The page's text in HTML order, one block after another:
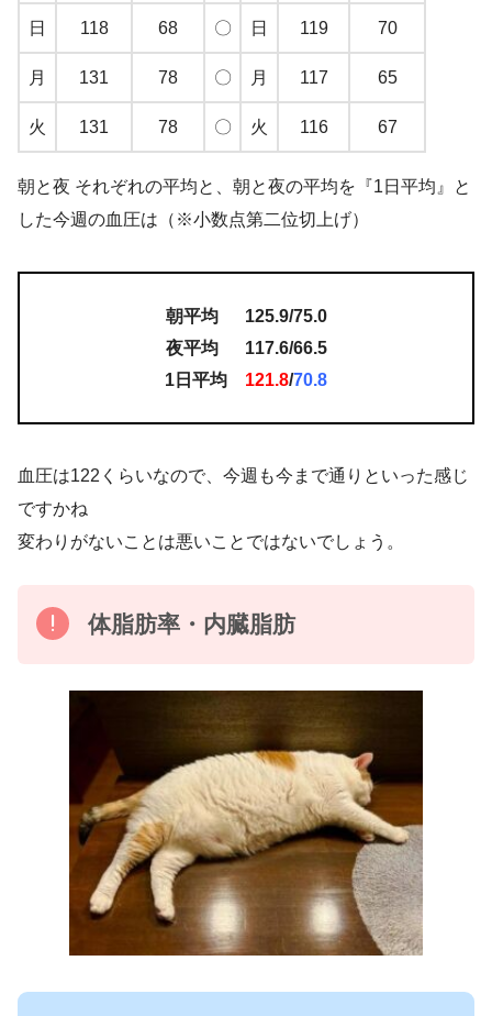
日 118 68 〇 日 119 70
月 131 78 〇 月 117 65
火 131 78 〇 火 116 67
朝と夜 それぞれの平均と、朝と夜の平均を『1日平均』と
した今週の血圧は（※小数点第二位切上げ）
朝平均 125.9/75.0
夜平均 117.6/66.5
1日平均 121.8/70.8
血圧は122くらいなので、今週も今まで通りといった感じ
ですかね
変わりがないことは悪いことではないでしょう。
体脂肪率・内臓脂肪